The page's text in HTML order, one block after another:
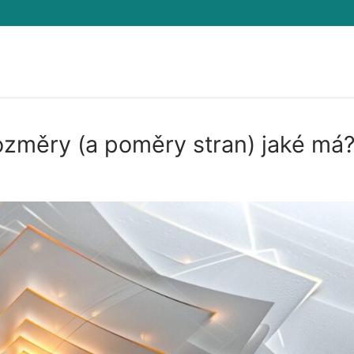
(a poměry stran) jaké